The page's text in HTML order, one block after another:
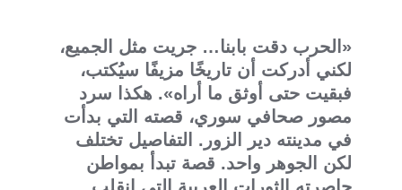
«الحرب دقت بابنا… جريت مثل الجميع،
لكني أدركت أن تاريخًا مزيفًا سيُكتب،
فبقيت حتى أوثق ما أراه». هكذا سرد
مصور صحافي سوري، قصته التي بدأت
في مدينته دير الزور. التفاصيل تختلف
لكن الجوهر واحد. قصة تبدأ بمواطن